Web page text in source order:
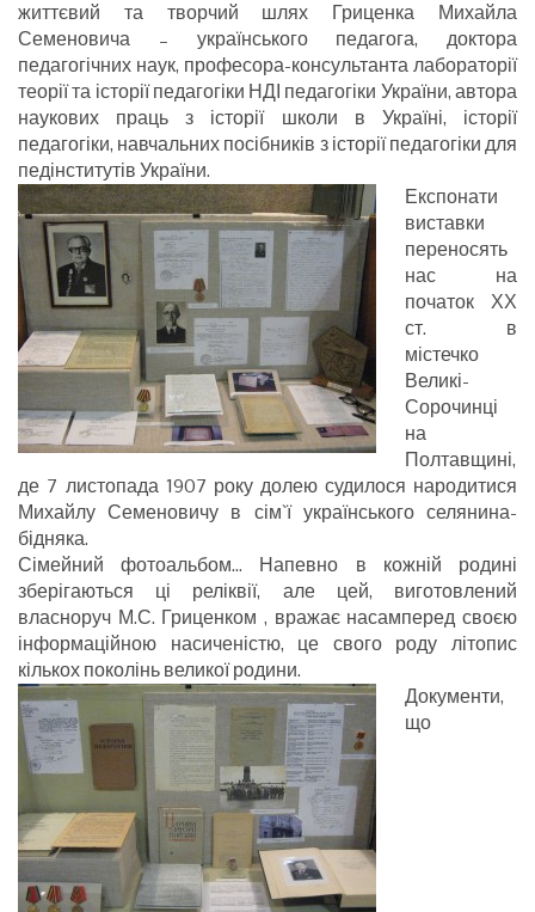
життєвий та творчий шлях Гриценка Михайла
Семеновича – українського педагога, доктора
педагогічних наук, професора-консультанта лабораторії
теорії та історії педагогіки НДІ педагогіки України, автора
наукових праць з історії школи в Україні, історії
педагогіки, навчальних посібників з історії педагогіки для
педінститутів України.
Експонати
виставки
переносять
нас на
початок ХХ
ст. в
містечко
Великі-
Сорочинці
на
Полтавщині,
де 7 листопада 1907 року долею судилося народитися
Михайлу Семеновичу в сім`ї українського селянина-
бідняка.
Сімейний фотоальбом… Напевно в кожній родині
зберігаються ці реліквії, але цей, виготовлений
власноруч М.С. Гриценком , вражає насамперед своєю
інформаційною насиченістю, це свого роду літопис
кількох поколінь великої родини.
Документи,
що